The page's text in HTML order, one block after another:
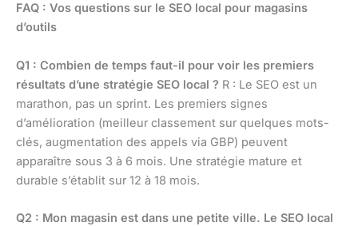
FAQ : Vos questions sur le SEO local pour magasins
d’outils
Q1 : Combien de temps faut-il pour voir les premiers
résultats d’une stratégie SEO local ? R : Le SEO est un
marathon, pas un sprint. Les premiers signes
d’amélioration (meilleur classement sur quelques mots-
clés, augmentation des appels via GBP) peuvent
apparaître sous 3 à 6 mois. Une stratégie mature et
durable s’établit sur 12 à 18 mois.
Q2 : Mon magasin est dans une petite ville. Le SEO local